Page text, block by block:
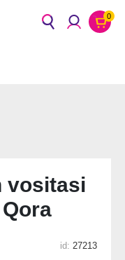
0
vositasi
id: 27213